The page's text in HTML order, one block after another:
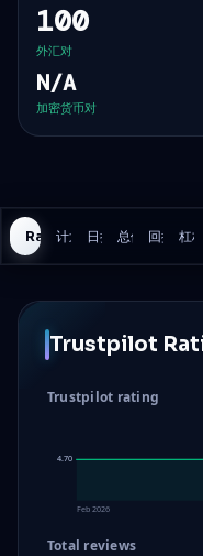
100
外汇对
N/A
加密货币对
Rating History
计划 日损失总体损失回撤模型
杠杆
Trustpilot
Trustpilot rating
4.70
4.70
Feb 2026
Total reviews